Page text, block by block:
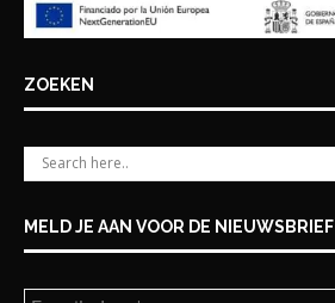
ZOEKEN
MELD JE AAN VOOR DE NIEUWSBRIEF